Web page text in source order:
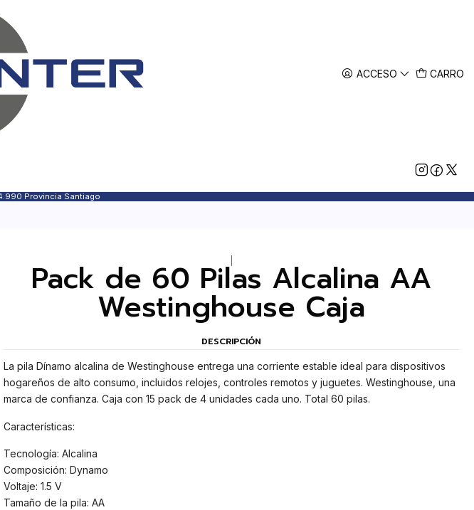
ACCESO CARRO
Provincia Santiago
Pack de 60 Pilas Alcalina AA
Westinghouse Caja
DESCRIPCIÓN
La pila Dínamo alcalina de Westinghouse entrega una corriente estable ideal para dispositivos
hogareños de alto consumo, incluidos relojes, controles remotos y juguetes. Westinghouse, una
marca de confianza. Caja con 15 pack de 4 unidades cada uno. Total 60 pilas.
Características:
Tecnología: Alcalina
Composición: Dynamo
Voltaje: 1.5 V
Tamaño de la pila: AA